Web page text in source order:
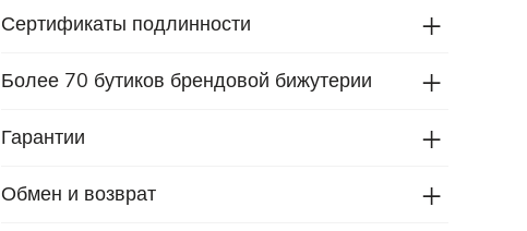
Сертификаты подлинности
Более 70 бутиков брендовой бижутерии
Гарантии
Обмен и возврат